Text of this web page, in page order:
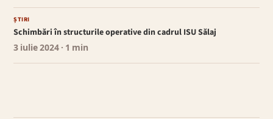
ȘTIRI
Schimbări în structurile operative din cadrul ISU Sălaj
3 iulie 2024 · 1 min